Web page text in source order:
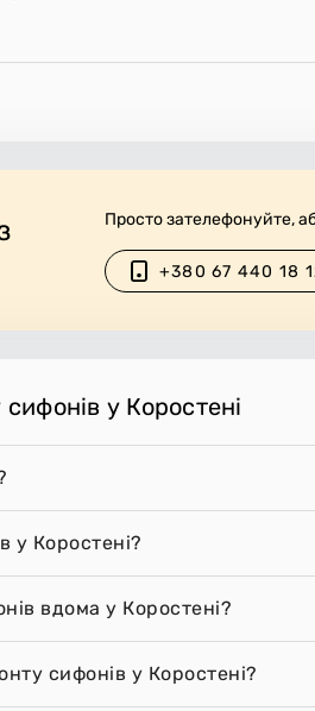
Просто зателефонуйте,
+380 67 440 18
у Коростені
у Коростені?
вдома у Коростені?
сифонів у Коростені?